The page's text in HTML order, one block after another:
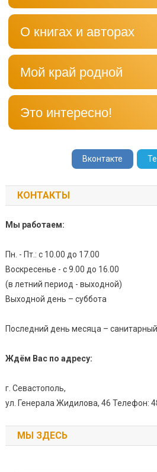
О книгах и авторах
Мой край родной
Это интересно!
Вконтакте
КОНТАКТЫ
Мы работаем:
Пн. - Пт.: с 10.00 до 17.00
Воскресенье - с 9.00 до 16.00
(в летний период - выходной)
Выходной день – суббота
Последний день месяца –
Ждём Вас по адресу:
г. Севастополь,
ул. Генерала Жидилова, 46 Телефон:
МЫ ЗДЕСЬ